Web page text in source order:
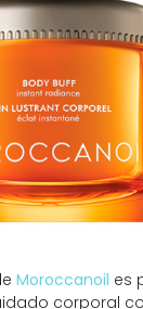
Moroccanoil es
corporal